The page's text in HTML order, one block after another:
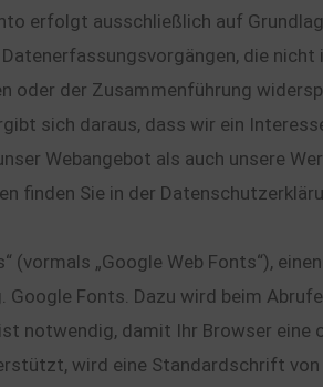
erfolgt ausschließlich auf
die
oder der Zusammenführung
sich daraus, dass wir ein
Webangebot als auch unsere
finden Sie in der
(vormals „Google Web Fonts“),
Fonts. Dazu wird beim
notwendig, damit Ihr Browser
wird eine Standardschrift